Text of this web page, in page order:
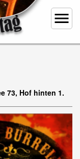
menu
73, Hof hinten 1.